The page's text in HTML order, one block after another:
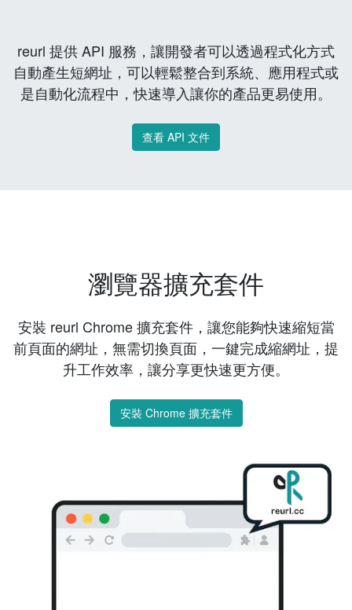
reurl 提供 API 服務，讓開發者可以透過程式化方式
自動產生短網址，可以輕鬆整合到系統、應用程式或
是自動化流程中，快速導入讓你的產品更易使用。
查看 API 文件
瀏覽器擴充套件
安裝 reurl Chrome 擴充套件，讓您能夠快速縮短當
前頁面的網址，無需切換頁面，一鍵完成縮網址，提
升工作效率，讓分享更快速更方便。
安裝 Chrome 擴充套件